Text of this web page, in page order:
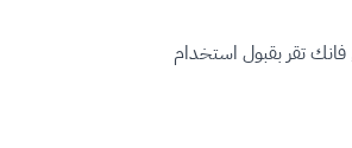
تقر بقبول استخدام